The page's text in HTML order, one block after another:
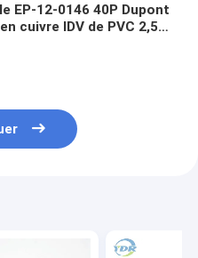
EP-12-0146 40P Dupont
cuivre IDV de PVC 2,54